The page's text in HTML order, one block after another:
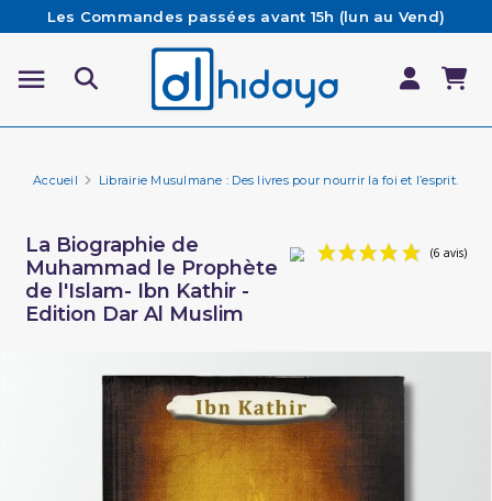
Les Commandes passées avant 15h (lun au Vend)
sont préparées et expédiées le jour même
Besoin d'aide ? Retrouvez notre FAQ
Livraison offerte à partir de 65€ d'achat*
Accueil Librairie Musulmane : Des livres pour nourrir la foi et l’esprit.
La Biographie de
Muhammad le Prophète
de l'Islam- Ibn Kathir -
Edition Dar Al Muslim